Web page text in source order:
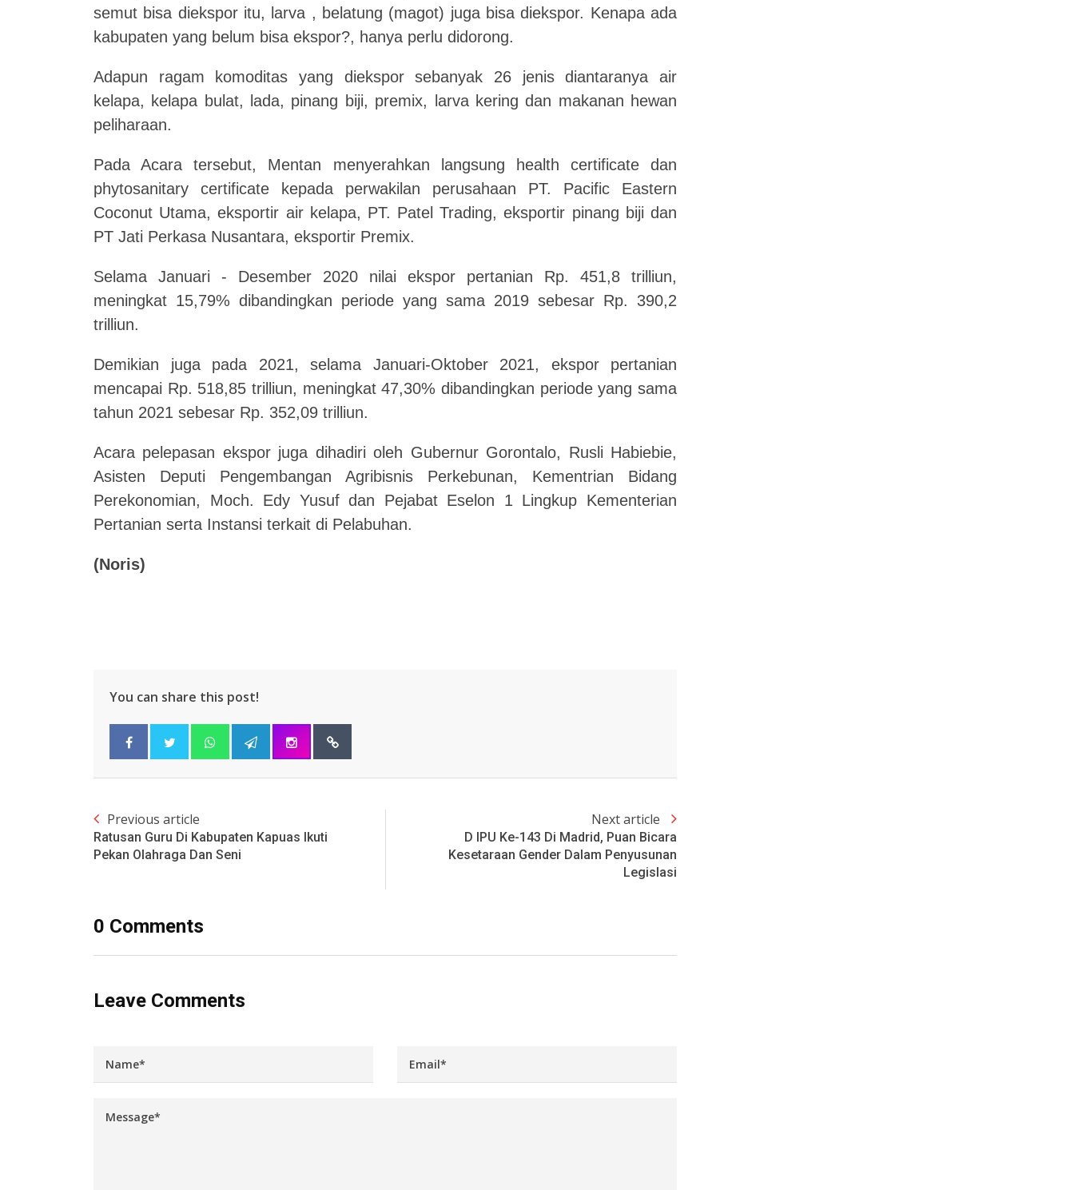
semut bisa diekspor itu, larva , belatung (magot) juga bisa diekspor. Kenapa ada
kabupaten yang belum bisa ekspor?, hanya perlu didorong.
Adapun ragam komoditas yang diekspor sebanyak 26 jenis diantaranya air
kelapa, kelapa bulat, lada, pinang biji, premix, larva kering dan makanan hewan
peliharaan.
Pada Acara tersebut, Mentan menyerahkan langsung health certificate dan
phytosanitary certificate kepada perwakilan perusahaan PT. Pacific Eastern
Coconut Utama, eksportir air kelapa, PT. Patel Trading, eksportir pinang biji dan
PT Jati Perkasa Nusantara, eksportir Premix.
Selama Januari - Desember 2020 nilai ekspor pertanian Rp. 451,8 trilliun,
meningkat 15,79% dibandingkan periode yang sama 2019 sebesar Rp. 390,2
trilliun.
Demikian juga pada 2021, selama Januari-Oktober 2021, ekspor pertanian
mencapai Rp. 518,85 trilliun, meningkat 47,30% dibandingkan periode yang sama
tahun 2021 sebesar Rp. 352,09 trilliun.
Acara pelepasan ekspor juga dihadiri oleh Gubernur Gorontalo, Rusli Habiebie,
Asisten Deputi Pengembangan Agribisnis Perkebunan, Kementrian Bidang
Perekonomian, Moch. Edy Yusuf dan Pejabat Eselon 1 Lingkup Kementerian
Pertanian serta Instansi terkait di Pelabuhan.
(Noris)
You can share this post!
Previous article
Ratusan Guru Di Kabupaten Kapuas Ikuti
Pekan Olahraga Dan Seni
Next article
D IPU Ke-143 Di Madrid, Puan Bicara
Kesetaraan Gender Dalam Penyusunan
Legislasi
0 Comments
Leave Comments